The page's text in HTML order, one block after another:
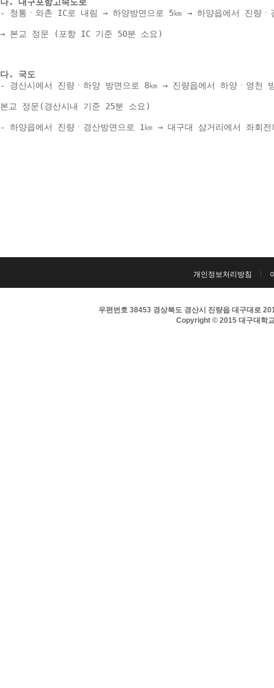
- 청통ㆍ와촌 IC로 내림 → 하양방면으로 5㎞ → 하양읍에서 진량
→ 본교 정문 (포항 IC 기준 50분 소요)
다. 국도
- 경산시에서 진량ㆍ하양 방면으로 8㎞ → 진량읍에서 하양ㆍ영
본교 정문(경산시내 기준 25분 소요)
- 하양읍에서 진량ㆍ경산방면으로 1㎞ → 대구대 삼거리에서 좌
개인정보처리방침
우편번호 38453 경상북도 경산시 진량읍 대구대로
Copyright © 2015 대구대학